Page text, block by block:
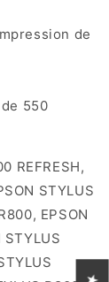
de
550
REFRESH,
STYLUS
EPSON
STYLUS